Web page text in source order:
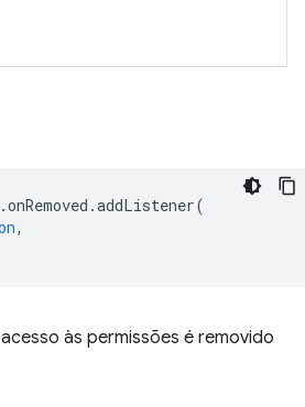
.onRemoved .addListener(
,
às permissões é removido